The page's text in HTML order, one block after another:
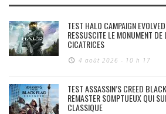
TEST HALO CAMPAIGN
RESSUSCITE LE MONUMENT
CICATRICES
4 août 2026 - 10 h 17
TEST ASSASSIN’S CREED
REMASTER SOMPTUEUX QUI
CLASSIQUE